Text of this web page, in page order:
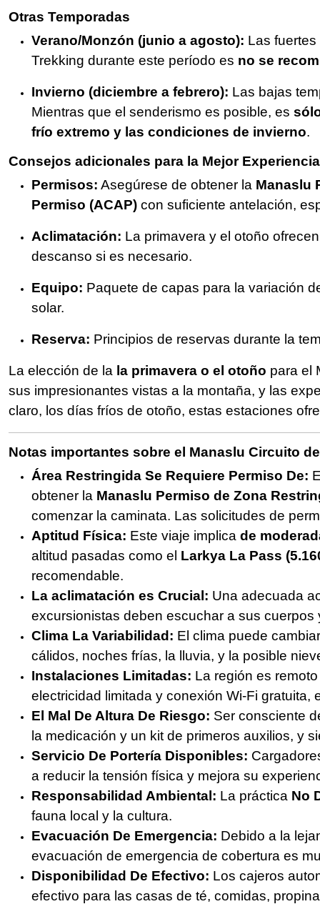
Otras Temporadas
Verano/Monzón (junio a agosto): Las
Trekking durante este período es no se
Invierno (diciembre a febrero): Las bajas
Mientras que el senderismo es posible, es
frío extremo y las condiciones de invierno.
Consejos adicionales para la Mejor
Permisos: Asegúrese de obtener la Manaslu
Permiso (ACAP) con suficiente antelación,
Aclimatación: La primavera y el otoño
descanso si es necesario.
Equipo: Paquete de capas para la variación
solar.
Reserva: Principios de reservas durante la
La elección de la la primavera o el otoño para el
sus impresionantes vistas a la montaña, y las
claro, los días fríos de otoño, estas estaciones
Notas importantes sobre el Manaslu Circuito
Área Restringida Se Requiere Permiso De:
obtener la Manaslu Permiso de Zona
comenzar la caminata. Las solicitudes de
Aptitud Física: Este viaje implica de
altitud pasadas como el Larkya La Pass
recomendable.
La aclimatación es Crucial: Una adecuada
excursionistas deben escuchar a sus
Clima La Variabilidad: El clima puede
cálidos, noches frías, la lluvia, y la posible
Instalaciones Limitadas: La región es
electricidad limitada y conexión Wi-Fi
El Mal De Altura De Riesgo: Ser consciente
la medicación y un kit de primeros auxilios, y
Servicio De Portería Disponibles:
a reducir la tensión física y mejora su
Responsabilidad Ambiental: La práctica No
fauna local y la cultura.
Evacuación De Emergencia: Debido a la
evacuación de emergencia de cobertura es
Disponibilidad De Efectivo: Los cajeros
efectivo para las casas de té, comidas,